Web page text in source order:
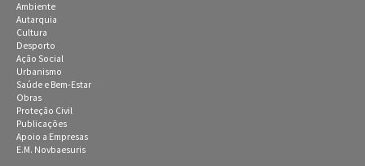
Ambiente
Autarquia
Cultura
Desporto
Ação Social
Urbanismo
Saúde e Bem-Estar
Obras
Proteção Civil
Publicações
Apoio a Empresas
E.M. Novbaesuris